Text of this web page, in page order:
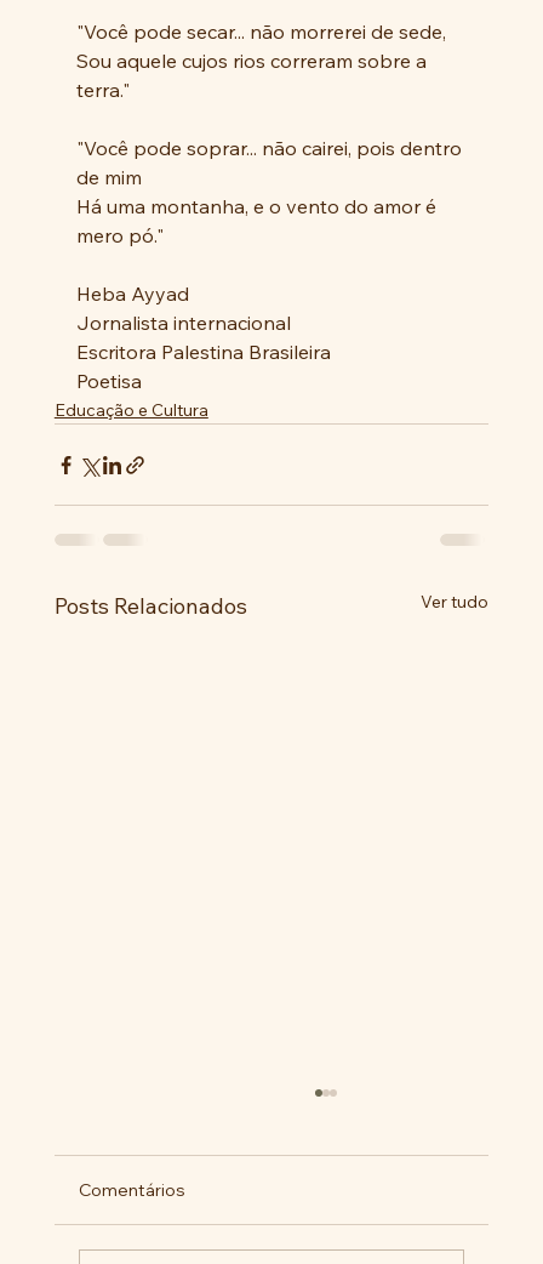
"Você pode secar... não morrerei de sede,
Sou aquele cujos rios correram sobre a
terra."
"Você pode soprar... não cairei, pois dentro
de mim
Há uma montanha, e o vento do amor é
mero pó."
Heba Ayyad
Jornalista internacional
Escritora Palestina Brasileira
Poetisa
Educação e Cultura
Posts Relacionados Ver tudo
Comentários